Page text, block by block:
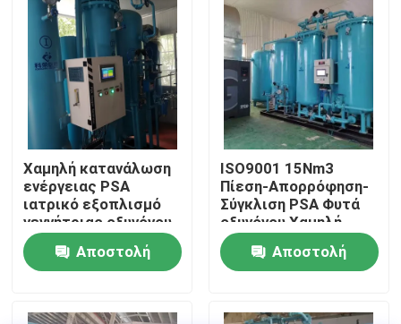
Έλεγχος ποιότητας
Επικοινωνήστε μαζί μας
Ειδήσεις
Ζητήστε μια προσφορά
Παραγωγοί αζώτου PSA
Γεννήτρια αζώτου υψηλής αγνότητας
Χαμηλή κατανάλωση
ενέργειας PSA
ιατρικό εξοπλισμό
γεννήτριας οξυγόνου
ενεργειακή απόδοση
Αποστολή
ISO9001 15Nm3
Πίεση-Απορρόφηση-
Σύγκλιση PSA Φυτά
οξυγόνου Χαμηλή
συντήρηση
Αποστολή